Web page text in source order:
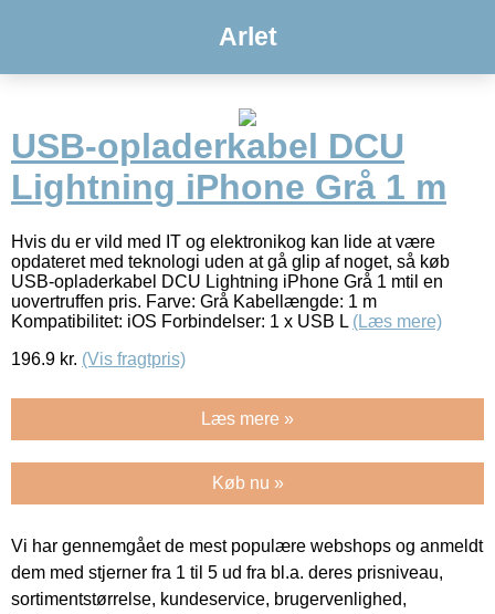
Arlet
USB-opladerkabel DCU
Lightning iPhone Grå 1 m
Hvis du er vild med IT og elektronikog kan lide at være
opdateret med teknologi uden at gå glip af noget, så køb
USB-opladerkabel DCU Lightning iPhone Grå 1 mtil en
uovertruffen pris. Farve: Grå Kabellængde: 1 m
Kompatibilitet: iOS Forbindelser: 1 x USB L (Læs mere)
196.9 kr. (Vis fragtpris)
Læs mere »
Køb nu »
Vi har gennemgået de mest populære webshops og anmeldt
dem med stjerner fra 1 til 5 ud fra bl.a. deres prisniveau,
sortimentstørrelse, kundeservice, brugervenlighed,